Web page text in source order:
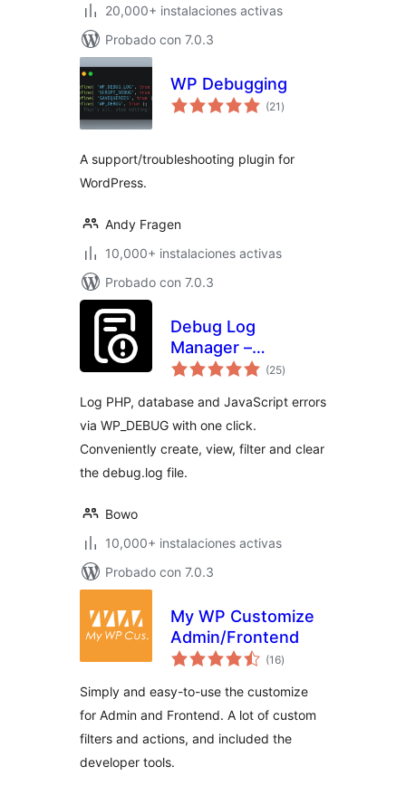
20,000+ instalaciones activas
Probado con 7.0.3
WP Debugging
(21 total
de
)
A support/troubleshooting plugin for
WordPress.
Andy Fragen
10,000+ instalaciones activas
Probado con 7.0.3
Debug Log
Manager –
Conveniently
Inspect Errors
(25total
de
)
Log PHP, database and JavaScript errors
via WP_DEBUG with one click.
Conveniently create, view, filter and clear
the debug.log file.
Bowo
10,000+ instalaciones activas
Probado con 7.0.3
My WP Customize
Admin/Frontend
(16total
de
)
Simply and easy-to-use the customize
for Admin and Frontend. A lot of custom
filters and actions, and included the
developer tools.